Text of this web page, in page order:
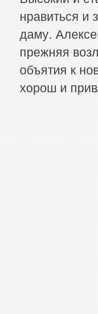
нравиться и
даму.
прежняя
объятия к
хорош и